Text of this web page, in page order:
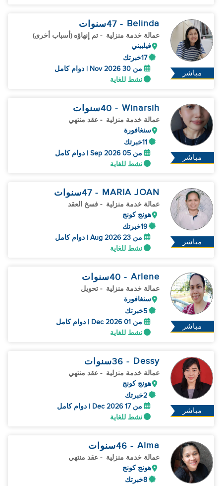
مباشر
Belinda
- 47 سنوات
عمالة خدمة منزلية - تم إنهاؤه (أسباب أخرى)
فيلبيني
17خبرتك
من 30 Nov 2026 | دوام كامل
نشط للغاية
مباشر
Winarsih
- 40 سنوات
عمالة خدمة منزلية - عقد منتهي
سنغافورة
11خبرتك
من 05 Sep 2026 | دوام كامل
نشط للغاية
مباشر
MARIA JOAN
- 47 سنوات
عمالة خدمة منزلية - فسخ العقد
هونج كونج
19خبرتك
من 23 Aug 2026 | دوام كامل
نشط للغاية
مباشر
Arlene
- 40 سنوات
عمالة خدمة منزلية - تحويل
سنغافورة
5خبرتك
من 01 Dec 2026 | دوام كامل
نشط للغاية
مباشر
Dessy
- 36 سنوات
عمالة خدمة منزلية - عقد منتهي
هونج كونج
2خبرتك
من 17 Dec 2026 | دوام كامل
نشط للغاية
Alma
- 46 سنوات
عمالة خدمة منزلية - عقد منتهي
هونج كونج
8خبرتك